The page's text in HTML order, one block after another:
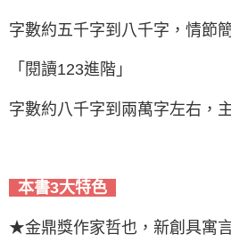
字數約五千字到八千字，情節
「閱讀123進階」
字數約八千字到兩萬字左右，
本書3大特色
★金鼎獎作家哲也，新創具寓